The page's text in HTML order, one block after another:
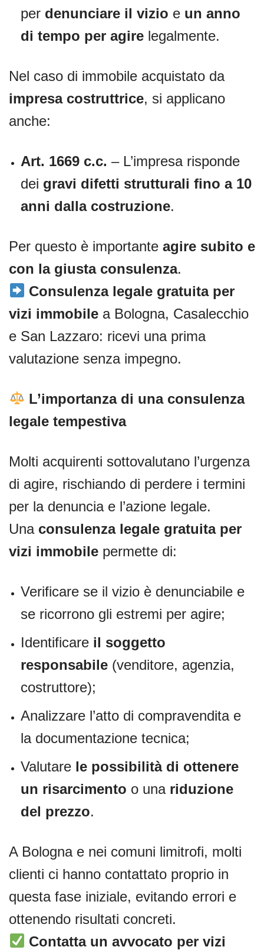
per denunciare il vizio e un anno
di tempo per agire legalmente.
Nel caso di immobile acquistato da
impresa costruttrice, si applicano
anche:
Art. 1669 c.c. – L’impresa risponde
dei gravi difetti strutturali fino a 10
anni dalla costruzione.
Per questo è importante agire subito e
con la giusta consulenza.
Consulenza legale gratuita per
vizi immobile a Bologna, Casalecchio
e San Lazzaro: ricevi una prima
valutazione senza impegno.
L’importanza di una consulenza
legale tempestiva
Molti acquirenti sottovalutano l’urgenza
di agire, rischiando di perdere i termini
per la denuncia e l’azione legale.
Una consulenza legale gratuita per
vizi immobile permette di:
Verificare se il vizio è denunciabile e
se ricorrono gli estremi per agire;
Identificare il soggetto
responsabile (venditore, agenzia,
costruttore);
Analizzare l’atto di compravendita e
la documentazione tecnica;
Valutare le possibilità di ottenere
un risarcimento o una riduzione
del prezzo.
A Bologna e nei comuni limitrofi, molti
clienti ci hanno contattato proprio in
questa fase iniziale, evitando errori e
ottenendo risultati concreti.
Contatta un avvocato per vizi